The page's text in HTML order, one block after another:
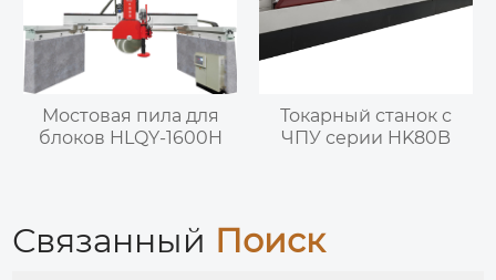
Мостовая пила для
блоков HLQY-1600H
Токарный станок с
ЧПУ серии HK80B
Связанный Поиск